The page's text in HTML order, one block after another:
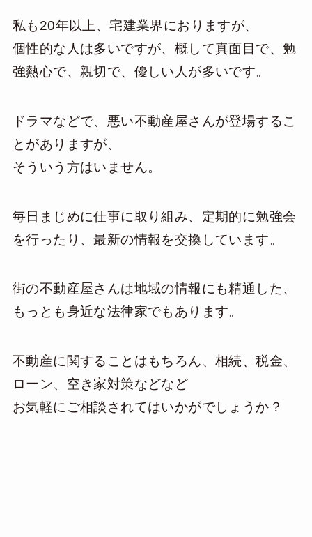
私も20年以上、宅建業界におりますが、
個性的な人は多いですが、概して真面目で、勉
強熱心で、親切で、優しい人が多いです。
ドラマなどで、悪い不動産屋さんが登場するこ
とがありますが、
そういう方はいません。
毎日まじめに仕事に取り組み、定期的に勉強会
を行ったり、最新の情報を交換しています。
街の不動産屋さんは地域の情報にも精通した、
もっとも身近な法律家でもあります。
不動産に関することはもちろん、相続、税金、
ローン、空き家対策などなど
お気軽にご相談されてはいかがでしょうか？